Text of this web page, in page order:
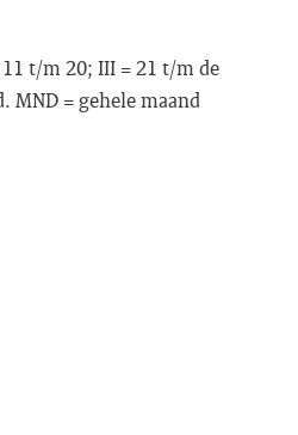
t/m 20; III = 21 t/m de
MND = gehele maand